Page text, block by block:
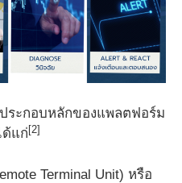
ระกอบหลักของแพลตฟอร์ม
ด้แก่[2]
Terminal Unit) หรือ